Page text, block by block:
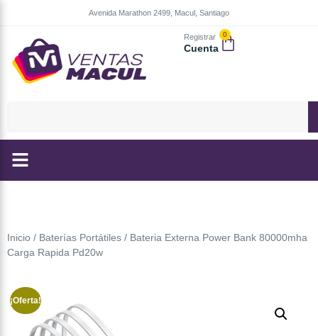
Avenida Marathon 2499, Macul, Santiago
Registrar
Cuenta
0
Inicio / Baterías Portátiles / Bateria Externa Power Bank 80000mha
Carga Rapida Pd20w
¡Oferta!